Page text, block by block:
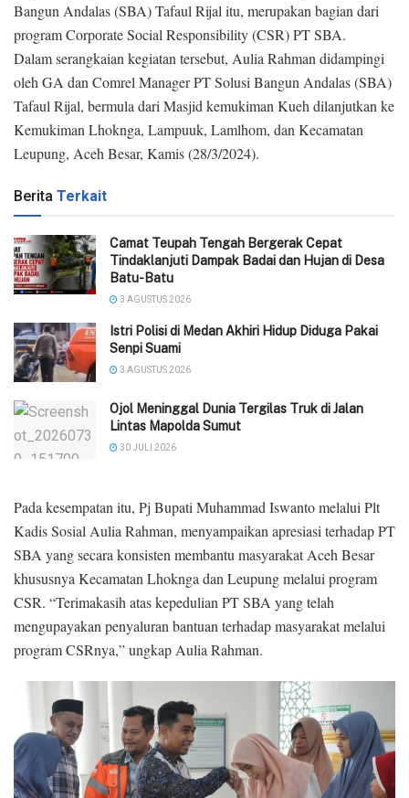
Bangun Andalas (SBA) Tafaul Rijal itu, merupakan bagian dari
program Corporate Social Responsibility (CSR) PT SBA.
Dalam serangkaian kegiatan tersebut, Aulia Rahman didampingi
oleh GA dan Comrel Manager PT Solusi Bangun Andalas (SBA)
Tafaul Rijal, bermula dari Masjid kemukiman Kueh dilanjutkan ke
Kemukiman Lhoknga, Lampuuk, Lamlhom, dan Kecamatan
Leupung, Aceh Besar, Kamis (28/3/2024).
Berita Terkait
Camat Teupah Tengah Bergerak Cepat
Tindaklanjuti Dampak Badai dan Hujan di Desa
Batu-Batu
3 AGUSTUS 2026
‎Istri Polisi di Medan Akhiri Hidup Diduga Pakai
Senpi Suami
3 AGUSTUS 2026
Ojol Meninggal Dunia Tergilas Truk di Jalan
Lintas Mapolda Sumut
30 JULI 2026
Pada kesempatan itu, Pj Bupati Muhammad Iswanto melalui Plt
Kadis Sosial Aulia Rahman, menyampaikan apresiasi terhadap PT
SBA yang secara konsisten membantu masyarakat Aceh Besar
khususnya Kecamatan Lhoknga dan Leupung melalui program
CSR. “Terimakasih atas kepedulian PT SBA yang telah
mengupayakan penyaluran bantuan terhadap masyarakat melalui
program CSRnya,” ungkap Aulia Rahman.